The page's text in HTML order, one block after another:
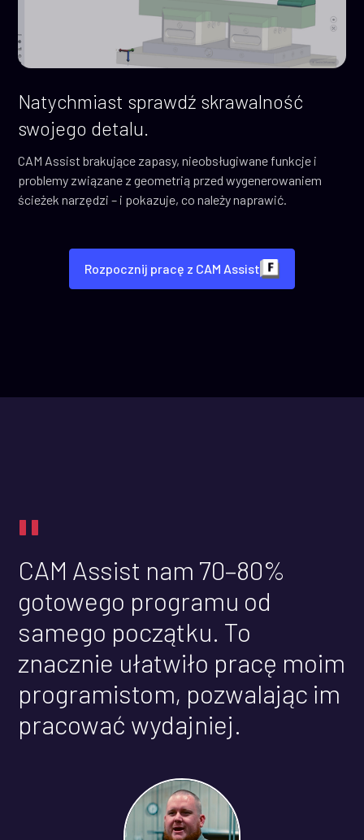
Natychmiast sprawdź skrawalność
swojego detalu.
CAM Assist brakujące zapasy, nieobsługiwane funkcje i
problemy związane z geometrią przed wygenerowaniem
ścieżek narzędzi – i pokazuje, co należy naprawić.
Rozpocznij pracę z CAM Assist
"
CAM Assist nam 70–80%
gotowego programu od
samego początku. To
znacznie ułatwiło pracę moim
programistom, pozwalając im
pracować wydajniej.